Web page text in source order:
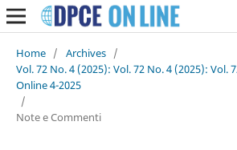
Home / Archives /
Vol. 72 No. 4 (2025): Vol. 72 No. 4 (2025): Vol.
Online 4-2025
/
Note e Commenti